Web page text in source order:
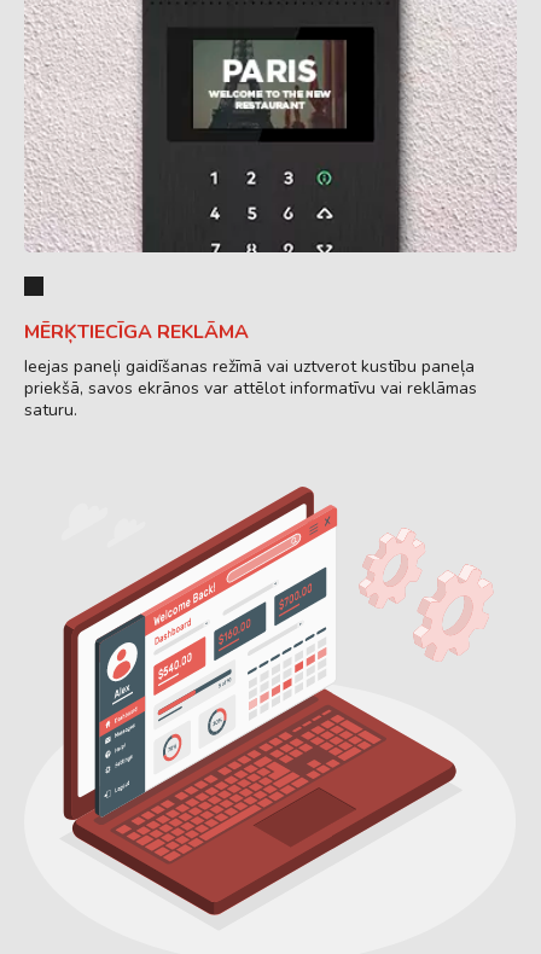
MĒRĶTIECĪGA REKLĀMA
Ieejas paneļi gaidīšanas režīmā vai uztverot kustību paneļa
priekšā, savos ekrānos var attēlot informatīvu vai reklāmas
saturu.